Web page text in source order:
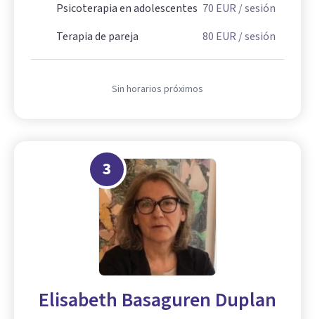
Psicoterapia en adolescentes 70 EUR / sesión
Terapia de pareja
80 EUR / sesión
Sin horarios próximos
3
Elisabeth Basaguren Duplan